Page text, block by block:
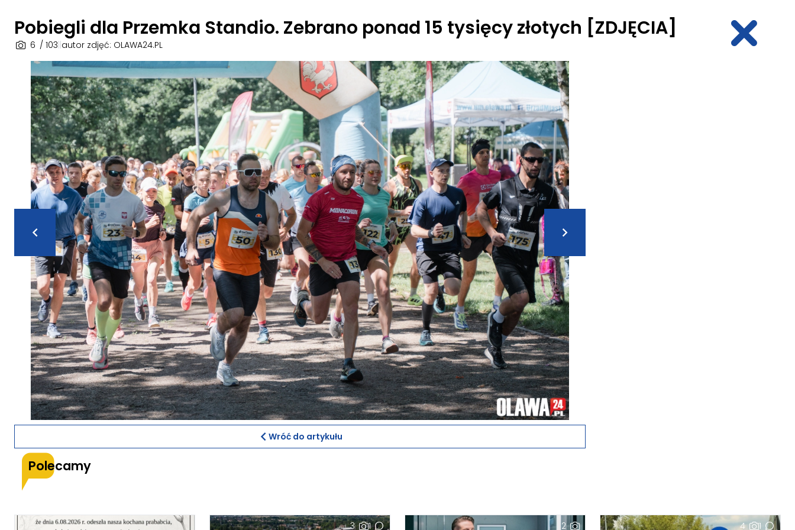
Pobiegli dla Przemka Standio. Zebrano ponad 15 tysięcy złotych [ZDJĘCIA]
6 / 103 autor zdjęć: OLAWA24.PL
Wróć do artykułu
Polecamy
3 1 2 4 1